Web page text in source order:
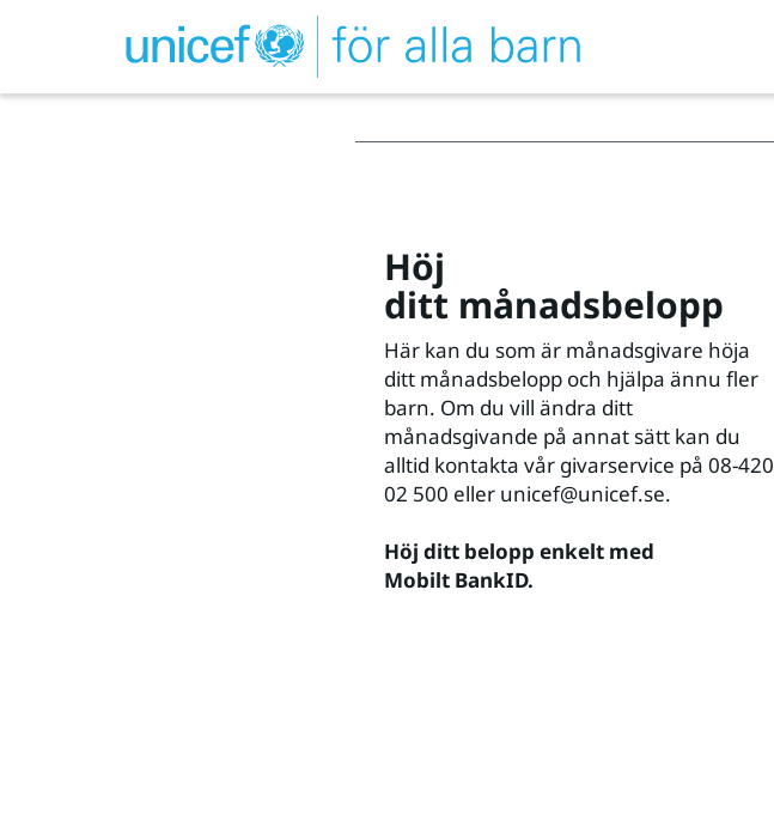
Höj
ditt månadsbelopp
Här kan du som är månadsgivare höja
ditt månadsbelopp och hjälpa ännu fler
barn. Om du vill ändra ditt
månadsgivande på annat sätt kan du
alltid kontakta vår givarservice på 08-420
02 500 eller unicef@unicef.se.
Höj ditt belopp enkelt med
Mobilt BankID.